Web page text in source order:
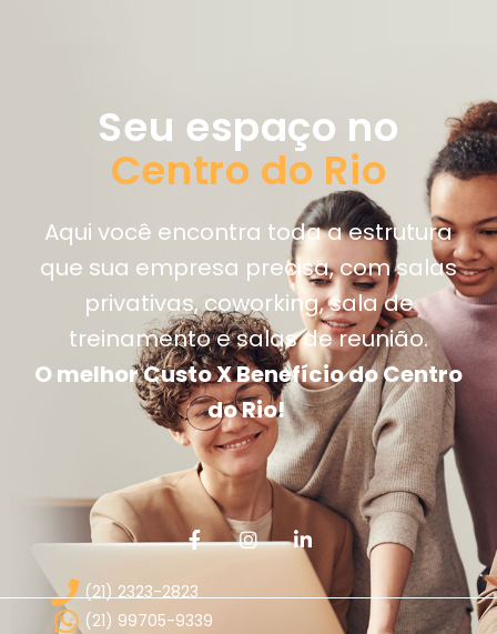
Seu espaço no
Centro do Rio
Aqui você encontra toda a estrutura
que sua empresa precisa, com salas
privativas, coworking, sala de
treinamento e salas de reunião.
O melhor Custo X Benefício do Centro
do Rio!
(21) 2323-2823
(21) 99705-9339